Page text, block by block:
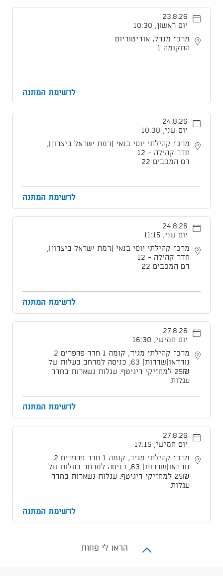
23.8.26
יום ראשון, 10:30
מרכז מנדל, אודיטוריום
התקומה 1
לרשימת המתנה
24.8.26
יום שני, 10:30
מרכז קהילתי יוסי בנאי (רמת ישראל ביצרון),
חדר קהילה - 12
דם המכבים 22
לרשימת המתנה
24.8.26
יום שני, 11:15
מרכז קהילתי יוסי בנאי (רמת ישראל ביצרון),
חדר קהילה - 12
דם המכבים 22
לרשימת המתנה
27.8.26
יום חמישי, 16:30
מרכז קהילתי מגיד, קומה 1 חדר פרפרים 2
נורדאו[שדרות] 63, כניסה למרחב בעלות של
25₪ למחזיקי דיגיטף. עגלות נשארות בחדר
עגלות.
לרשימת המתנה
27.8.26
יום חמישי, 17:15
מרכז קהילתי מגיד, קומה 1 חדר פרפרים 2
נורדאו[שדרות] 63, כניסה למרחב בעלות של
25₪ למחזיקי דיגיטף. עגלות נשארות בחדר
עגלות.
לרשימת המתנה
הראו לי פחות